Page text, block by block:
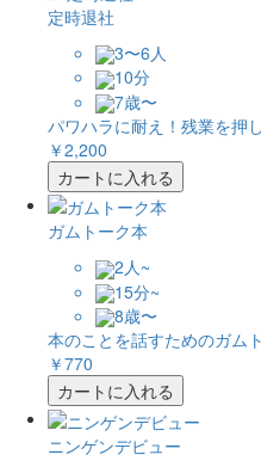
定時退社
3〜6人
10分
7歳〜
パワハラに耐え！残業を押
￥2,200
カートに入れる
ガムトーク本
2人~
15分~
8歳〜
本のことを話すためのガムト
￥770
カートに入れる
ニンゲンデビュー